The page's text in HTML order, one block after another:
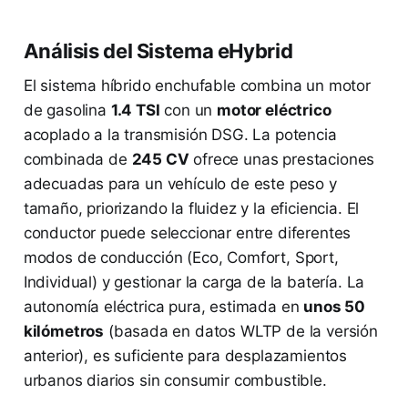
Análisis del Sistema eHybrid
El sistema híbrido enchufable combina un motor
de gasolina 1.4 TSI con un motor eléctrico
acoplado a la transmisión DSG. La potencia
combinada de 245 CV ofrece unas prestaciones
adecuadas para un vehículo de este peso y
tamaño, priorizando la fluidez y la eficiencia. El
conductor puede seleccionar entre diferentes
modos de conducción (Eco, Comfort, Sport,
Individual) y gestionar la carga de la batería. La
autonomía eléctrica pura, estimada en unos 50
kilómetros (basada en datos WLTP de la versión
anterior), es suficiente para desplazamientos
urbanos diarios sin consumir combustible.